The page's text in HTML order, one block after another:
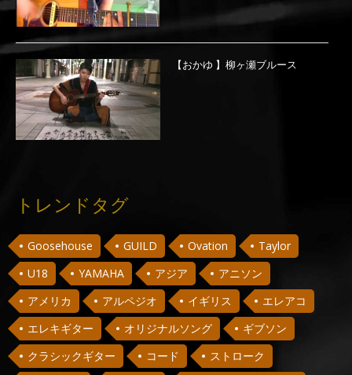
【おかゆ 】柳ヶ瀬ブルース
トレンドタグ
Goosehouse GUILD Ovation
Taylor
U18
YAMAHA アジア
アニソン
アメリカ
アルペジオ イギリス
エレアコ
エレキギター
オリジナルソング
ギブソン
クラシックギター
コード
ストローク